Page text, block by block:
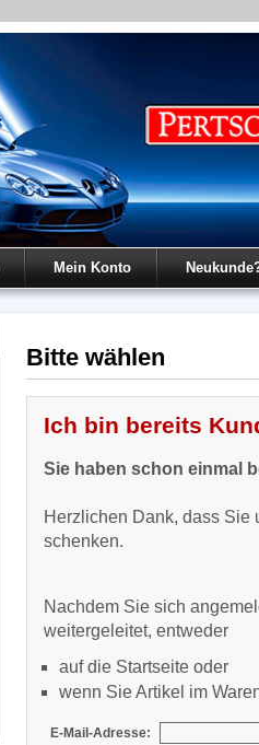
Mein Konto
Bitte wählen
Ich bin bereits
Sie haben schon einmal
Herzlichen Dank, dass Sie
schenken.
Nachdem Sie sich
weitergeleitet, entweder
auf die Startseite oder
wenn Sie Artikel im
E-Mail-Adresse: